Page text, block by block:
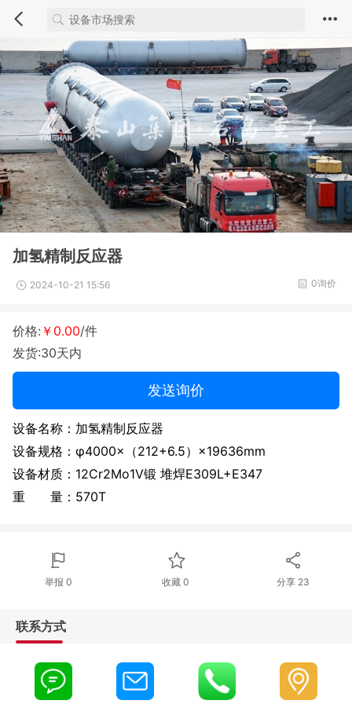
加氢精制反应器
2024-10-21 15:56 0询价
价格: ￥0.00/件
发货:30天内
发送询价
设备名称：加氢精制反应器
设备规格：φ4000×（212+6.5）×19636mm
设备材质：12Cr2Mo1V锻 堆焊E309L+E347
重 量：570T
举报 0 收藏 0 分享 23
联系方式